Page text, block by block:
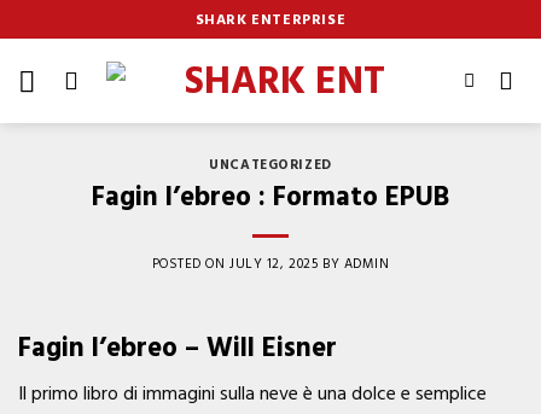
to
content
SHARK ENTERPRISE
UNCATEGORIZED
Fagin l’ebreo : Formato EPUB
POSTED ONJULY 12, 2025 BY ADMIN
Fagin l’ebreo – Will Eisner
Il primo libro di immagini sulla neve è una dolce e semplice